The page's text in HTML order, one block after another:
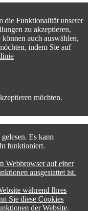
die Funktionalität unserer
zu akzeptieren,
auch auswählen,
indem Sie auf
möchten.
Es kann
funktioniert.
Webbrowser auf einer
ausgestattet ist.
während Ihres
Sie diese Cookies
der Website.